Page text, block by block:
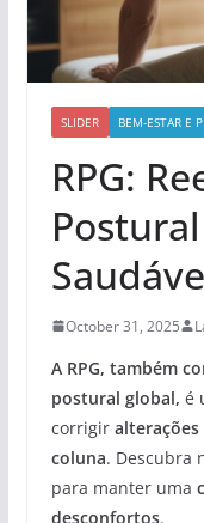
SLIDER BEM-ESTAR E
RPG:
October 31, 2025
A RPG, também
postural global, é
corrigir
coluna. Descubra
para manter uma
desconfortos.